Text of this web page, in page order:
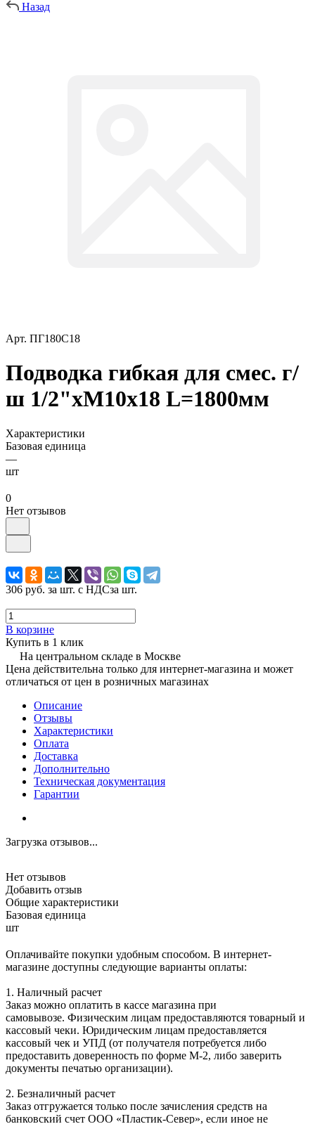
Назад
Арт. ПГ180С18
Подводка гибкая для смес. г/
ш 1/2"хМ10х18 L=1800мм
Характеристики
Базовая единица
—
шт
0
Нет отзывов
306 руб. за шт. с НДСза шт.
В корзине
Купить в 1 клик
На центральном складе в Москве
Цена действительна только для интернет-магазина и может
отличаться от цен в розничных магазинах
Описание
Отзывы
Характеристики
Оплата
Доставка
Дополнительно
Техническая документация
Гарантии
Загрузка отзывов...
Нет отзывов
Добавить отзыв
Общие характеристики
Базовая единица
шт
Оплачивайте покупки удобным способом. В интернет-
магазине доступны следующие варианты оплаты:
1. Наличный расчет
Заказ можно оплатить в кассе магазина при
самовывозе. Физическим лицам предоставляются товарный и
кассовый чеки. Юридическим лицам предоставляется
кассовый чек и УПД (от получателя потребуется либо
предоставить доверенность по форме М-2, либо заверить
документы печатью организации).
2. Безналичный расчет
Заказ отгружается только после зачисления средств на
банковский счет ООО «Пластик-Север», если иное не